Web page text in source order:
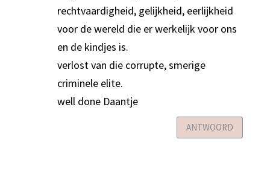
rechtvaardigheid, gelijkheid, eerlijkheid
voor de wereld die er werkelijk voor ons
en de kindjes is.
verlost van die corrupte, smerige
criminele elite.
well done Daantje
ANTWOORD